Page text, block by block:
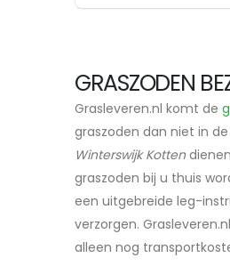
GRASZODEN
Grasleveren.nl komt de
graszoden dan niet in
Winterswijk Kotten
graszoden bij u thuis
een uitgebreide leg-
verzorgen.
alleen nog